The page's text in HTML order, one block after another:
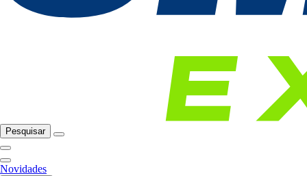
Pesquisar
Novidades